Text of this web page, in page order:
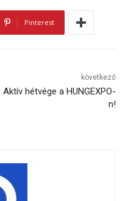
Pinterest
következő
Aktív hétvége a HUNGEXPO-
n!